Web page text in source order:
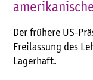
Der frühere US-
Freilassung des
Lagerhaft.